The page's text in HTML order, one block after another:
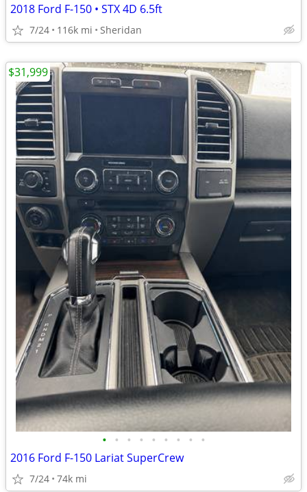
2018 Ford F-150 • STX 4D 6.5ft
7/24 116k mi Sheridan
• • • • • • • • •
2016 Ford F-150 Lariat SuperCrew
7/24 74k mi
$31,999